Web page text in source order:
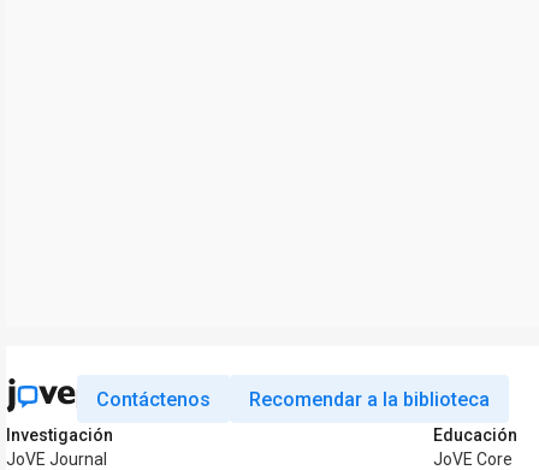
Contáctenos Recomendar a la biblioteca
Investigación
JoVE Journal
Educación
JoVE Core